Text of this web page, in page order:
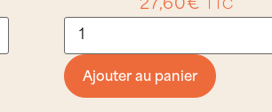
27,60€ TTC
Ajouter au panier